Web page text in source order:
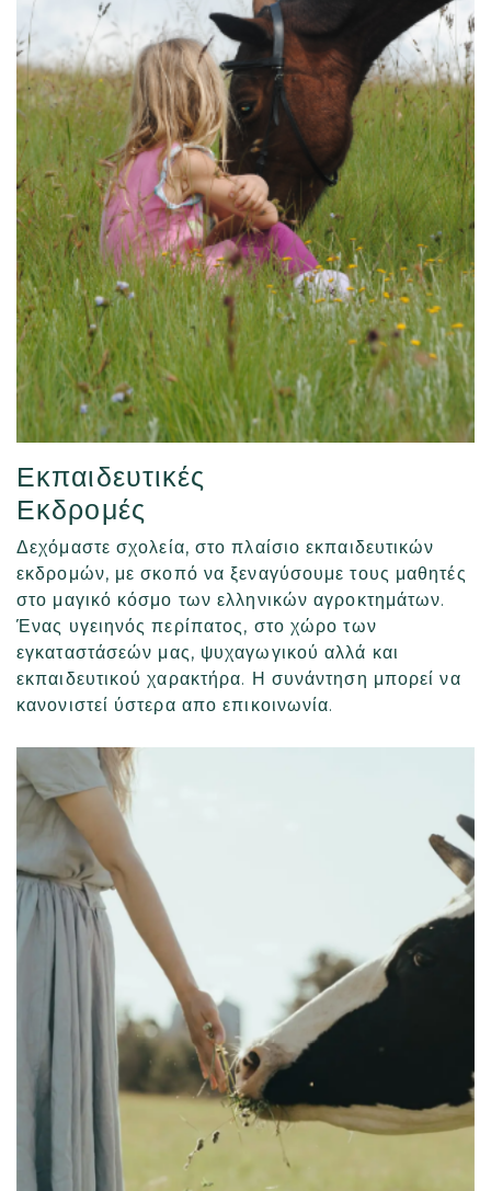
Εκπαιδευτικές
Εκδρομές
Δεχόμαστε σχολεία, στο πλαίσιο εκπαιδευτικών
εκδρομών, με σκοπό να ξεναγύσουμε τους μαθητές
στο μαγικό κόσμο των ελληνικών αγροκτημάτων.
Ένας υγειηνός περίπατος, στο χώρο των
εγκαταστάσεών μας, ψυχαγωγικού αλλά και
εκπαιδευτικού χαρακτήρα. Η συνάντηση μπορεί να
κανονιστεί ύστερα απο επικοινωνία.